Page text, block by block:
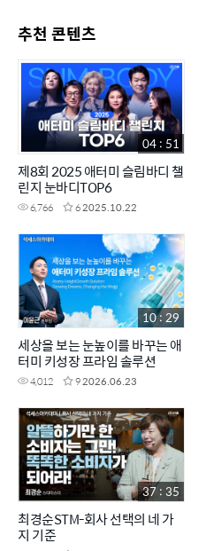
추천 콘텐츠
제8회 2025 애터미 슬림바디 챌
린지 눈바디TOP6
6,766 62025.10.22
04 : 51
세상을 보는 눈높이를 바꾸는 애
터미 키성장 프라임 솔루션
4,012 92026.06.23
10 : 29
최경순STM-회사 선택의 네 가
지 기준
37 : 35